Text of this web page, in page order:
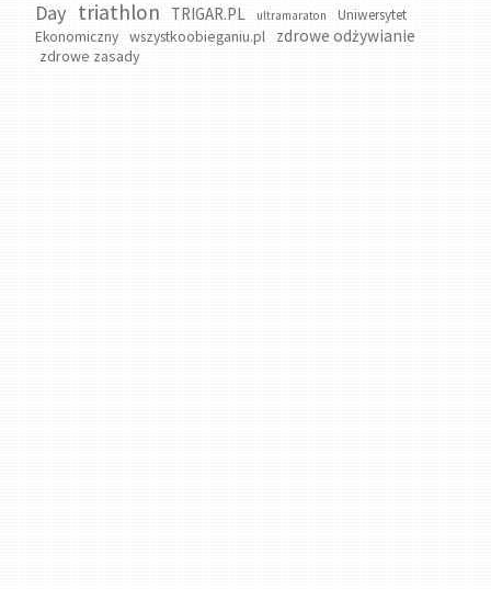
Day triathlon TRIGAR.PL ultramaraton
Uniwersytet
Ekonomiczny
wszystkoobieganiu.pl zdrowe odżywianie
zdrowe zasady